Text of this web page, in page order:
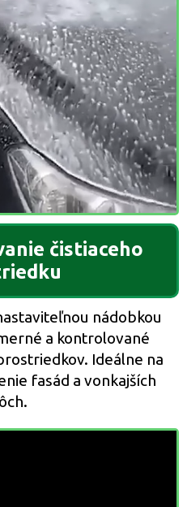
čistiaceho
nádobkou
a kontrolované
Ideálne na
fasád a vonkajších